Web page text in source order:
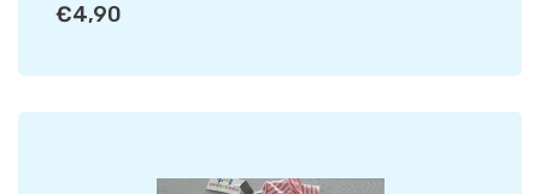
€4,90